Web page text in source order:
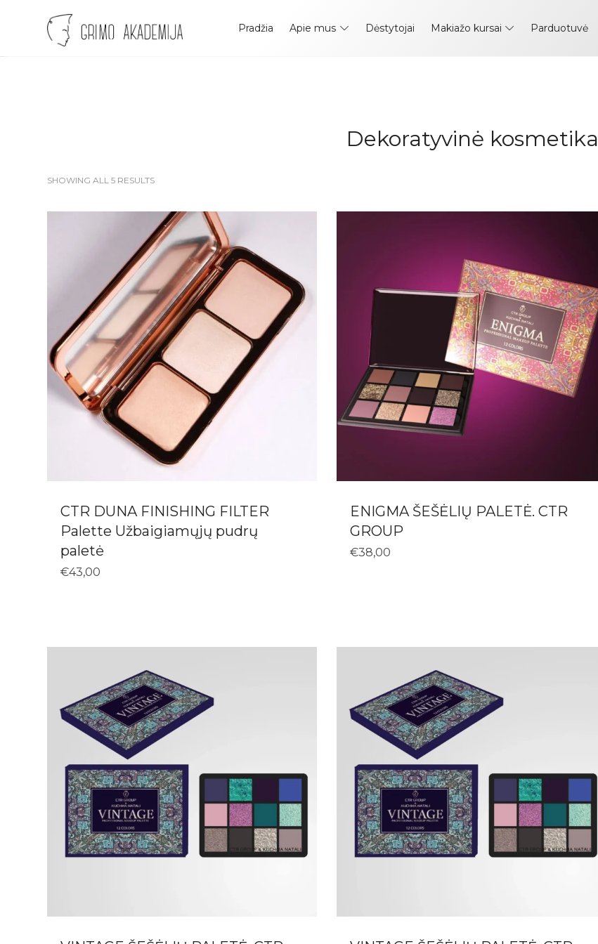
Grimo
mokykla
Pradžia Apie mus Dėstytojai Makiažo kursai Parduotuvė
Dekoratyvinė kosmetika
SHOWING ALL 5 RESULTS
CTR DUNA FINISHING FILTER
Palette Užbaigiamųjų pudrų
paletė
€43,00
ENIGMA ŠEŠĖLIŲ PALETĖ. CTR
GROUP
€38,00